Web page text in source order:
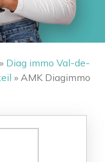
» Diag immo Val-de-
» AMK Diagimmo